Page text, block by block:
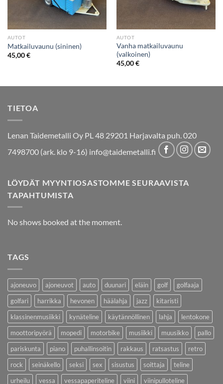
AUTOT
Matkailuvaunu (sininen)
45,00€
AUTOT
Vanha matkailuvaunu
(valkoinen)
45,00€
TIETOA
Lenan Taidemetalli Oy PL 48 29201 Harjavalta puh. 020
7498700 (ark. klo 9-16) info@taidemetalli.fi
LÖYDÄT MYYNTIOSASTOMME SEURAAVISTA
TAPAHTUMISTA
No shows booked at the moment.
TAGS
ajoneuvo ajoneuvot auto duunari eläin golf
golfaaja
golfari
harrikka hevonen häälahja jazz
kitaristi
klassinenmusiikki
kynäteline käytännöllinen lahja
lentokone
moottoripyörä
mopedi motorbike musiikki muusikko
pallo
pariskunta
piano puhallinsoitin rakkaus ratsastus
retro
rock
seinäkello seksi sex sisustus soittaja
teline
urheilu
vessa vessapaperiteline viini viinipulloteline